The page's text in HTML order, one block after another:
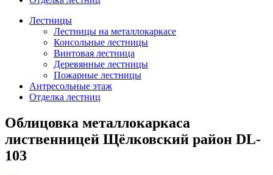
Лестницы
Лестницы на металлокаркасе
Консольные лестницы
Винтовая лестница
Деревянные лестницы
Пожарные лестницы
Антресольные этаж
Отделка лестниц
Облицовка металлокаркаса
лиственницей Щёлковский район DL-
103